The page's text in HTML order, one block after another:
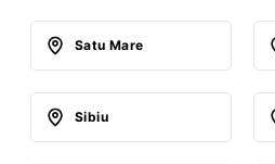
Satu Mare
Sibiu